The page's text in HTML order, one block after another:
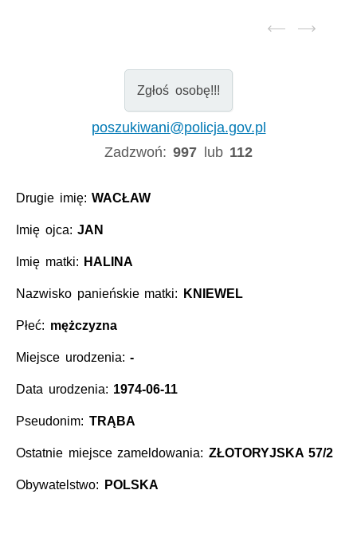
Zgłoś osobę!!!
poszukiwani@policja.gov.pl
Zadzwoń:997 lub 112
Drugie imię:WACŁAW
Imię ojca:JAN
Imię matki: HALINA
Nazwisko panieńskie matki: KNIEWEL
Płeć: mężczyzna
Miejsce urodzenia:-
Data urodzenia: 1974-06-11
Pseudonim: TRĄBA
Ostatnie miejsce zameldowania: ZŁOTORYJSKA 57/2
Obywatelstwo: POLSKA